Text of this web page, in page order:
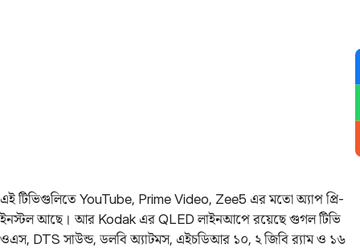
এই টিভিগুলিতে YouTube, Prime Video, Zee5 এর মতো অ্যাপ প্রি-
ইনস্টল আছে। আর Kodak এর QLED লাইনআপে রয়েছে গুগল টিভি
ওএস, DTS সাউন্ড, ডলবি অ্যাটমস, এইচডিআর ১০, ২ জিবি র‌্যাম ও ১৬